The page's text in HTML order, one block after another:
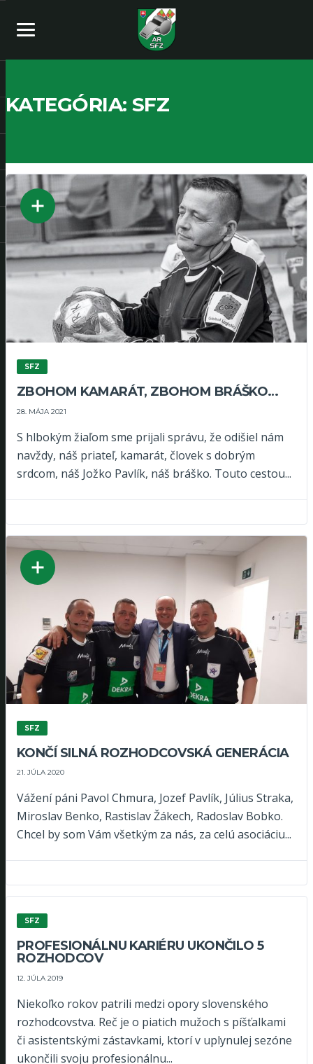
KATEGÓRIA: SFZ
SFZ
ZBOHOM KAMARÁT, ZBOHOM BRÁŠKO…
28. MÁJA 2021
S hlbokým žiaľom sme prijali správu, že odišiel nám
navždy, náš priateľ, kamarát, človek s dobrým
srdcom, náš Jožko Pavlík, náš bráško. Touto cestou...
SFZ
KONČÍ SILNÁ ROZHODCOVSKÁ GENERÁCIA
21. JÚLA 2020
Vážení páni Pavol Chmura, Jozef Pavlík, Július Straka,
Miroslav Benko, Rastislav Žákech, Radoslav Bobko.
Chcel by som Vám všetkým za nás, za celú asociáciu...
SFZ
PROFESIONÁLNU KARIÉRU UKONČILO 5
ROZHODCOV
12. JÚLA 2019
Niekoľko rokov patrili medzi opory slovenského
rozhodcovstva. Reč je o piatich mužoch s píšťalkami
či asistentskými zástavkami, ktorí v uplynulej sezóne
ukončili svoju profesionálnu...